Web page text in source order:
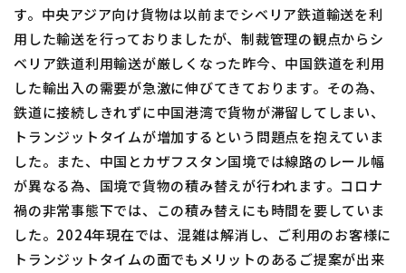
す。中央アジア向け貨物は以前までシベリア鉄道輸送を利
用した輸送を行っておりましたが、制裁管理の観点からシ
ベリア鉄道利用輸送が厳しくなった昨今、中国鉄道を利用
した輸出入の需要が急激に伸びてきております。その為、
鉄道に接続しきれずに中国港湾で貨物が滞留してしまい、
トランジットタイムが増加するという問題点を抱えていま
した。また、中国とカザフスタン国境では線路のレール幅
が異なる為、国境で貨物の積み替えが行われます。コロナ
禍の非常事態下では、この積み替えにも時間を要していま
した。2024年現在では、混雑は解消し、ご利用のお客様に
トランジットタイムの面でもメリットのあるご提案が出来